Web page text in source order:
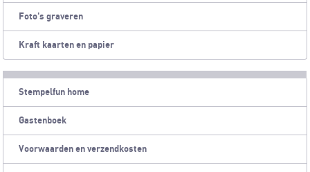
Foto's graveren
Kraft kaarten en papier
Stempelfun home
Gastenboek
Voorwaarden en verzendkosten